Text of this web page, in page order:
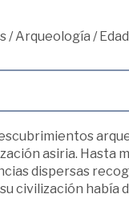
/Arqueología /
asiria. Hasta
dispersas
civilización había